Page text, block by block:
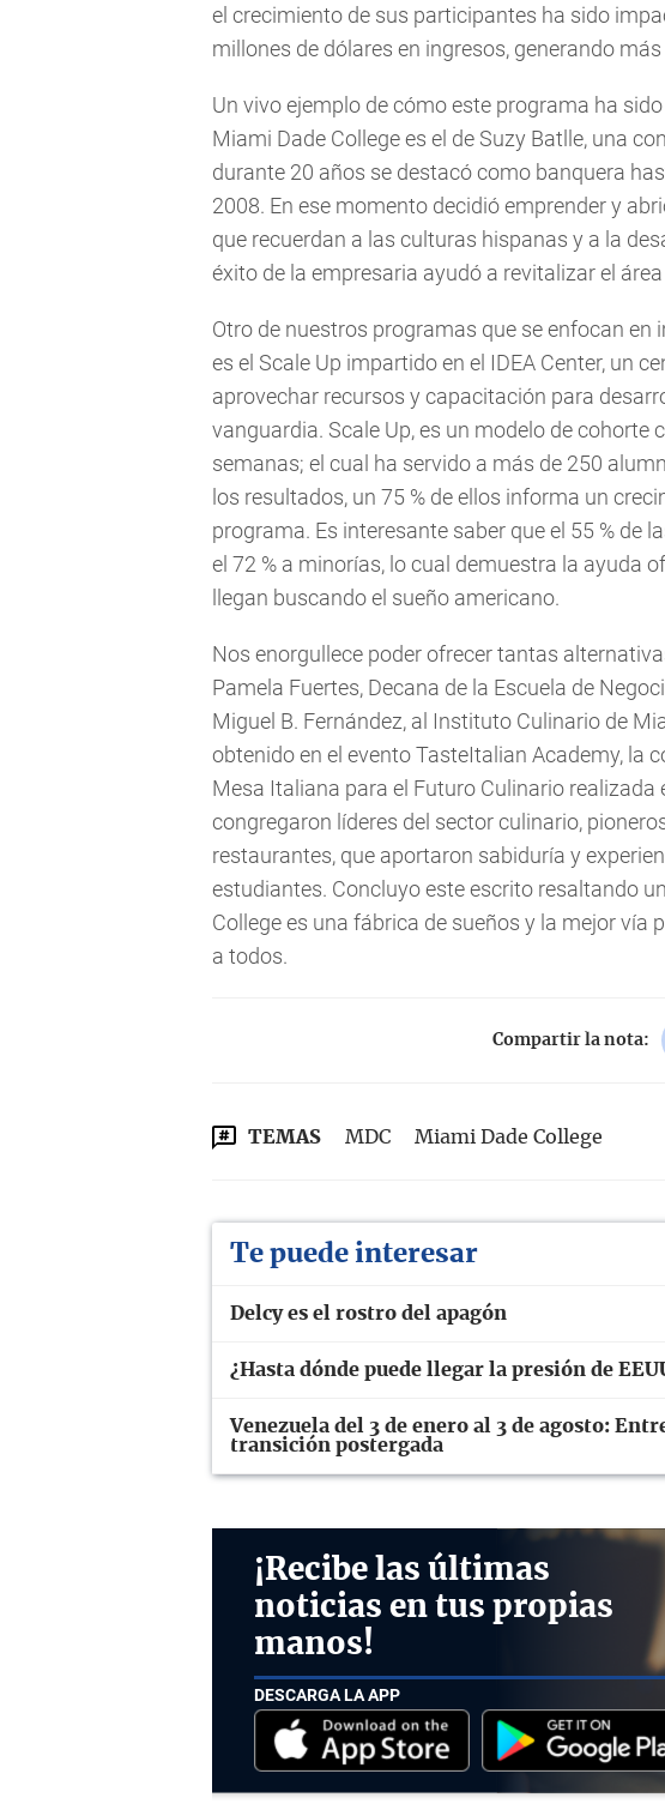
el crecimiento de sus participantes ha sido
millones de dólares en ingresos, generando
Un vivo ejemplo de cómo este programa ha
Miami Dade College es el de Suzy Batlle, una
durante 20 años se destacó como banquera
2008. En ese momento decidió emprender y
que recuerdan a las culturas hispanas y a la
éxito de la empresaria ayudó a revitalizar el
Otro de nuestros programas que se enfocan
es el Scale Up impartido en el IDEA Center, un
aprovechar recursos y capacitación para
vanguardia. Scale Up, es un modelo de cohorte
semanas; el cual ha servido a más de 250
los resultados, un 75 % de ellos informa un
programa. Es interesante saber que el 55 % de
el 72 % a minorías, lo cual demuestra la ayuda
llegan buscando el sueño americano.
Nos enorgullece poder ofrecer tantas
Pamela Fuertes, Decana de la Escuela de
Miguel B. Fernández, al Instituto Culinario de
obtenido en el evento TasteItalian Academy, la
Mesa Italiana para el Futuro Culinario realizada
congregaron líderes del sector culinario,
restaurantes, que aportaron sabiduría y
estudiantes. Concluyo este escrito resaltando
College es una fábrica de sueños y la mejor vía
a todos.
Compartir la nota:
TEMAS MDC Miami Dade College
Te puede interesar
Delcy es el rostro del apagón
¿Hasta dónde puede llegar la presión de
Venezuela del 3 de enero al 3 de agosto:
transición postergada
¡Recibe las últimas
noticias en tus propias
manos!
DESCARGA LA APP